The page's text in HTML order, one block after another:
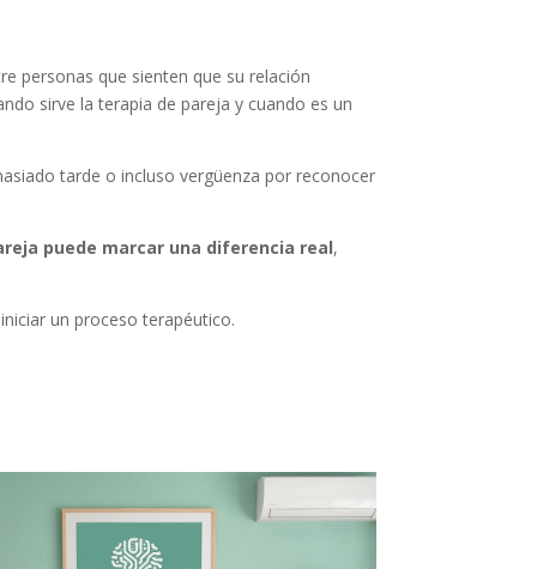
personas que sienten que su relación
sirve la terapia de pareja y cuando es un
tarde o incluso vergüenza por reconocer
puede marcar una diferencia real,
un proceso terapéutico.